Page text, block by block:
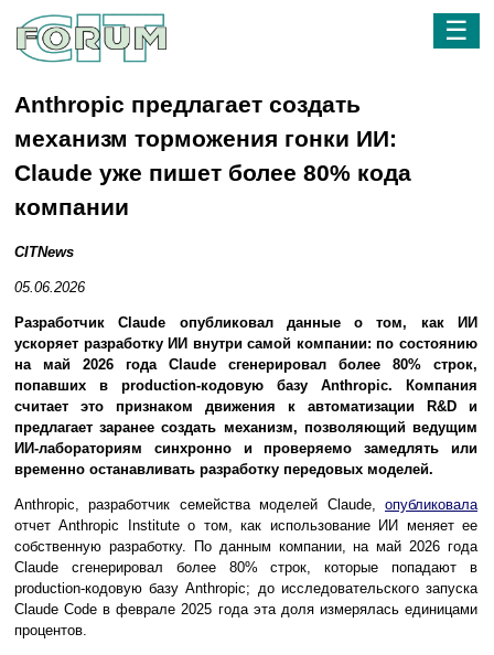
☰
Anthropic предлагает создать
механизм торможения гонки ИИ:
Claude уже пишет более 80% кода
компании
CITNews
05.06.2026
Разработчик Claude опубликовал данные о том, как ИИ
ускоряет разработку ИИ внутри самой компании: по состоянию
на май 2026 года Claude сгенерировал более 80% строк,
попавших в production-кодовую базу Anthropic. Компания
считает это признаком движения к автоматизации R&D и
предлагает заранее создать механизм, позволяющий ведущим
ИИ-лабораториям синхронно и проверяемо замедлять или
временно останавливать разработку передовых моделей.
Anthropic, разработчик семейства моделей Claude, опубликовала
отчет Anthropic Institute о том, как использование ИИ меняет ее
собственную разработку. По данным компании, на май 2026 года
Claude сгенерировал более 80% строк, которые попадают в
production-кодовую базу Anthropic; до исследовательского запуска
Claude Code в феврале 2025 года эта доля измерялась единицами
процентов.